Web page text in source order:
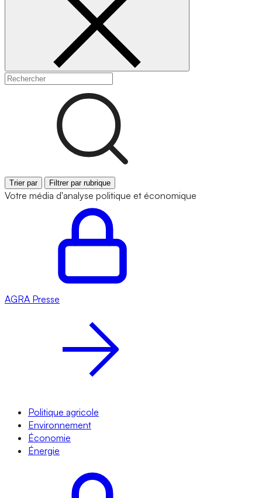
Trier par Filtrer par rubrique
Votre média d'analyse politique et économique
AGRA Presse
Politique agricole
Environnement
Économie
Énergie